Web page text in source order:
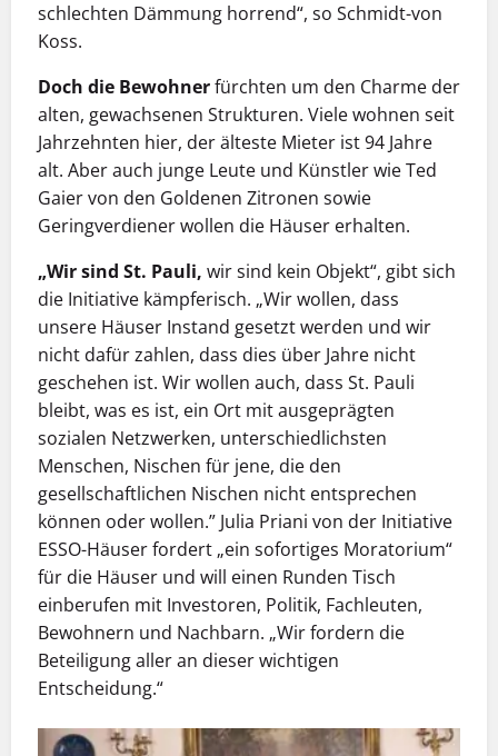
schlechten Dämmung horrend“, so Schmidt-von
Koss.
Doch die Bewohnerfürchten um den Charme der
alten, gewachsenen Strukturen. Viele wohnen seit
Jahrzehnten hier, der älteste Mieter ist 94 Jahre
alt. Aber auch junge Leute und Künstler wie Ted
Gaier von den Goldenen Zitronen sowie
Geringverdiener wollen die Häuser erhalten.
„Wir sind St. Pauli, wir sind kein Objekt“, gibt sich
die Initiative kämpferisch. „Wir wollen, dass
unsere Häuser Instand gesetzt werden und wir
nicht dafür zahlen, dass dies über Jahre nicht
geschehen ist. Wir wollen auch, dass St. Pauli
bleibt, was es ist, ein Ort mit ausgeprägten
sozialen Netzwerken, unterschiedlichsten
Menschen, Nischen für jene, die den
gesellschaftlichen Nischen nicht entsprechen
können oder wollen.” Julia Priani von der Initiative
ESSO-Häuser fordert „ein sofortiges Moratorium“
für die Häuser und will einen Runden Tisch
einberufen mit Investoren, Politik, Fachleuten,
Bewohnern und Nachbarn. „Wir fordern die
Beteiligung aller an dieser wichtigen
Entscheidung.“